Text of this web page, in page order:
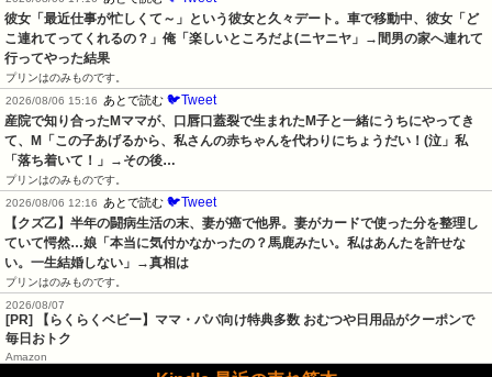
彼女「最近仕事が忙しくて～」という彼女と久々デート。車で移動中、彼女「ど
こ連れてってくれるの？」俺「楽しいところだよ(ニヤニヤ」→間男の家へ連れて
行ってやった結果
プリンはのみものです。
2026/08/06 15:16
あとで読む 🐦Tweet
産院で知り合ったMママが、口唇口蓋裂で生まれたM子と一緒にうちにやってき
て、M「この子あげるから、私さんの赤ちゃんを代わりにちょうだい！(泣」私
「落ち着いて！」→その後…
プリンはのみものです。
2026/08/06 12:16
あとで読む 🐦Tweet
【クズ乙】半年の闘病生活の末、妻が癌で他界。妻がカードで使った分を整理し
ていて愕然…娘「本当に気付かなかったの？馬鹿みたい。私はあんたを許せな
い。一生結婚しない」→真相は
プリンはのみものです。
2026/08/07
[PR] 【らくらくベビー】ママ・パパ向け特典多数 おむつや日用品がクーポンで
毎日おトク
Amazon